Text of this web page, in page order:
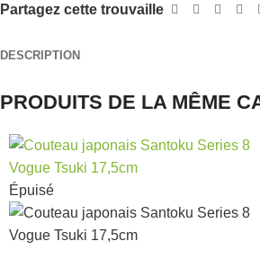
Partagez cette trouvaille
DESCRIPTION
PRODUITS DE LA MÊME
Épuisé